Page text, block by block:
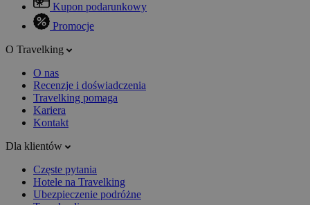
Kupon podarunkowy
Promocje
O Travelking
O nas
Recenzje i doświadczenia
Travelking pomaga
Kariera
Kontakt
Dla klientów
Częste pytania
Hotele na Travelking
Ubezpieczenie podróżne